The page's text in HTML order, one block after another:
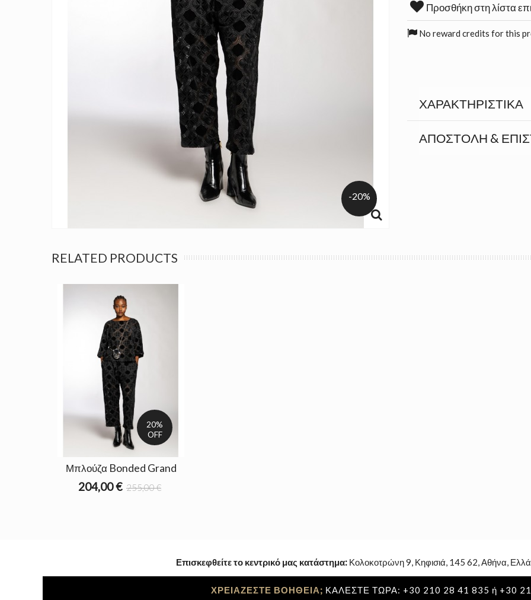
-20%
Προσθήκη στη λίστα
No reward credits for this
ΧΑΡΑΚΤΗΡΙΣΤΙΚΆ
ΑΠΟΣΤΟΛΉ &
RELATED PRODUCTS
20%
OFF
Μπλούζα Bonded Grand
204,00 € 255,00 €
Επισκεφθείτε το κεντρικό μας κατάστημα:Κολοκοτρώνη 9, Κηφισιά, 145 62, Αθήνα,
ΧΡΕΙΑΖΕΣΤΕ ΒΟΗΘΕΙΑ; ΚΑΛΕΣΤΕ ΤΩΡΑ: +30 210 28 41 835 ή +30